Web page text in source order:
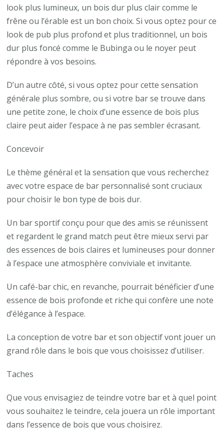
look plus lumineux, un bois dur plus clair comme le
frêne ou l’érable est un bon choix. Si vous optez pour ce
look de pub plus profond et plus traditionnel, un bois
dur plus foncé comme le Bubinga ou le noyer peut
répondre à vos besoins.
D’un autre côté, si vous optez pour cette sensation
générale plus sombre, ou si votre bar se trouve dans
une petite zone, le choix d’une essence de bois plus
claire peut aider l’espace à ne pas sembler écrasant.
Concevoir
Le thème général et la sensation que vous recherchez
avec votre espace de bar personnalisé sont cruciaux
pour choisir le bon type de bois dur.
Un bar sportif conçu pour que des amis se réunissent
et regardent le grand match peut être mieux servi par
des essences de bois claires et lumineuses pour donner
à l’espace une atmosphère conviviale et invitante.
Un café-bar chic, en revanche, pourrait bénéficier d’une
essence de bois profonde et riche qui confère une note
d’élégance à l’espace.
La conception de votre bar et son objectif vont jouer un
grand rôle dans le bois que vous choisissez d’utiliser.
Taches
Que vous envisagiez de teindre votre bar et à quel point
vous souhaitez le teindre, cela jouera un rôle important
dans l’essence de bois que vous choisirez.